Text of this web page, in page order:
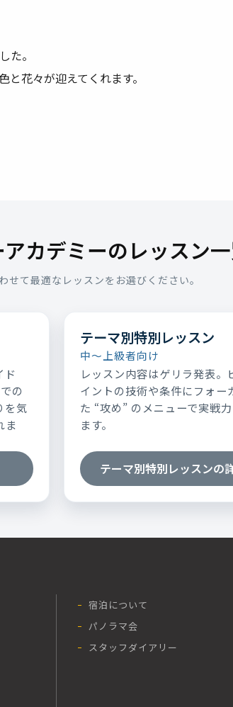
た。
花々が迎えてくれます。
カデミーのレッスン
せて最適なレッスンをお選びください。
ド
の
を気
ま
テーマ別特別レッスン
中～上級者向け
レッスン内容はゲリラ発表。
イントの技術や条件にフォー
た “攻め” のメニューで実戦
ます。
テーマ別特別レッスンの
宿泊について
パノラマ会
スタッフダイアリー